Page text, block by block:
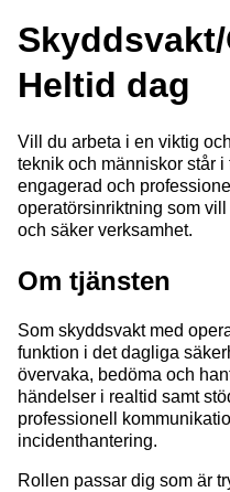
Heltid dag
Vill du arbeta i en viktig
teknik och människor står
engagerad och
operatörsinriktning som
och säker verksamhet.
Om tjänsten
Som skyddsvakt med
funktion i det dagliga
övervaka, bedöma och
händelser i realtid samt
professionell
incidenthantering.
Rollen passar dig som är